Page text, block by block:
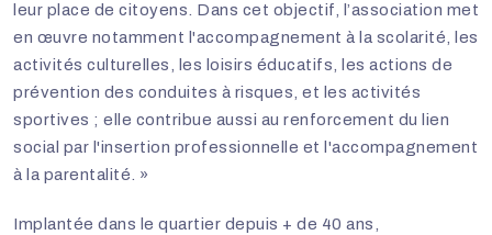
leur place de citoyens. Dans cet objectif, l’association met
en œuvre notamment l'accompagnement à la scolarité, les
activités culturelles, les loisirs éducatifs, les actions de
prévention des conduites à risques, et les activités
sportives ; elle contribue aussi au renforcement du lien
social par l'insertion professionnelle et l'accompagnement
à la parentalité. »
Implantée dans le quartier depuis + de 40 ans,